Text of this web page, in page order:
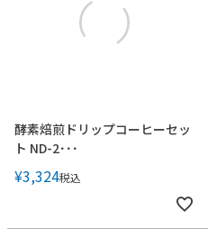
酵素焙煎ドリップコーヒーセッ
ト ND-2･･･
¥3,324税込